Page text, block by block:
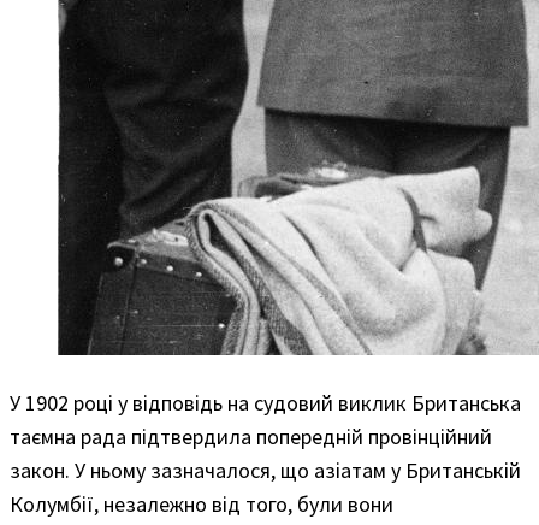
У 1902 році у відповідь на судовий виклик Британська
таємна рада підтвердила попередній провінційний
закон. У ньому зазначалося, що азіатам у Британській
Колумбії, незалежно від того, були вони